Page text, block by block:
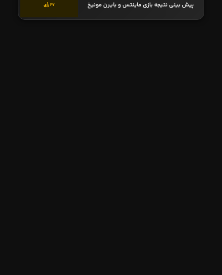
پیش بینی نتیجه بازی ماینتس و بایرن مونیخ 27 رأی